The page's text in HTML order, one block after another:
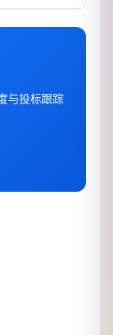
与投标跟踪